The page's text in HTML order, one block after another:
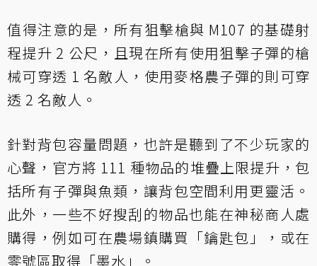
值得注意的是，所有狙擊槍與 M107 的基礎射
程提升 2 公尺，且現在所有使用狙擊子彈的槍
械可穿透 1 名敵人，使用麥格農子彈的則可穿
透 2 名敵人。
針對背包容量問題，也許是聽到了不少玩家的
心聲，官方將 111 種物品的堆疊上限提升，包
括所有子彈與魚類，讓背包空間利用更靈活。
此外，一些不好搜刮的物品也能在神秘商人處
購得，例如可在農場鎮購買「鑰匙包」，或在
零號區取得「墨水」。